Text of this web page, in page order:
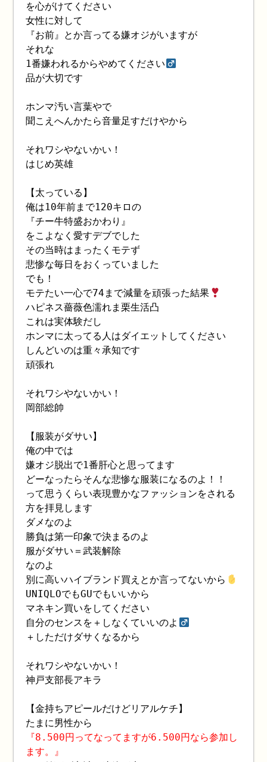
を心がけてください
女性に対して
『お前』とか言ってる嫌オジがいますが
それな
1番嫌われるからやめてください‍
品が大切です
ホンマ汚い言葉やで
聞こえへんかたら音量足すだけやから
それワシやないかい！
はじめ英雄
【太っている】
俺は10年前まで120キロの
『チー牛特盛おかわり』
をこよなく愛すデブでした
その当時はまったくモテず
悲惨な毎日をおくっていました
でも！
モテたい一心で74まで減量を頑張った結果
ハピネス薔薇色濡れま栗生活凸
これは実体験だし
ホンマに太ってる人はダイエットしてください
しんどいのは重々承知です
頑張れ
それワシやないかい！
岡部総帥
【服装がダサい】
俺の中では
嫌オジ脱出で1番肝心と思ってます
どーなったらそんな悲惨な服装になるのよ！！
って思うくらい表現豊かなファッションをされる
方を拝見します
ダメなのよ
勝負は第一印象で決まるのよ
服がダサい＝武装解除
なのよ
別に高いハイブランド買えとか言ってないから
UNIQLOでもGUでもいいから
マネキン買いをしてください
自分のセンスを＋しなくていいのよ‍
＋しただけダサくなるから
それワシやないかい！
神戸支部長アキラ
【金持ちアピールだけどリアルケチ】
たまに男性から
『8.500円ってなってますが6.500円なら参加し
ます。』